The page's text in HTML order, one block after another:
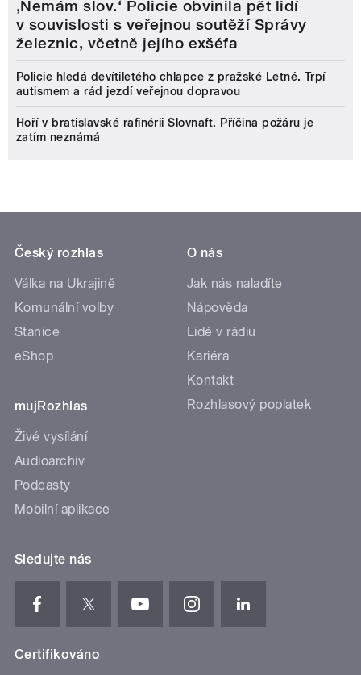
‚Nemám slov.‘ Policie obvinila pět lidí
v souvislosti s veřejnou soutěží Správy
železnic, včetně jejího exšéfa
Policie hledá devítiletého chlapce z pražské Letné. Trpí
autismem a rád jezdí veřejnou dopravou
Hoří v bratislavské rafinérii Slovnaft. Příčina požáru je
zatím neznámá
Český rozhlas
Válka na Ukrajině
Komunální volby
Stanice
eShop
mujRozhlas
Živé vysílání
Audioarchiv
Podcasty
Mobilní aplikace
O nás
Jak nás naladíte
Nápověda
Lidé v rádiu
Kariéra
Kontakt
Rozhlasový poplatek
Sledujte nás
Certifikováno